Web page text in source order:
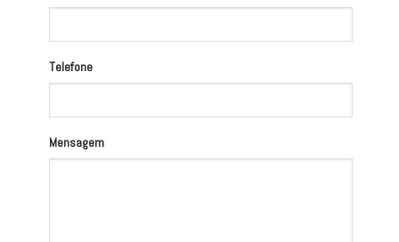
Telefone
Mensagem